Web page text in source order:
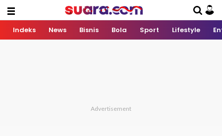
Indeks News Bisnis Bola Sport Lifestyle